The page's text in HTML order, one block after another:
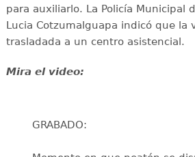
para auxiliarlo. La Policía Municipal
Lucia Cotzumalguapa indicó que la
trasladada a un centro asistencial.
Mira el video:
GRABADO: